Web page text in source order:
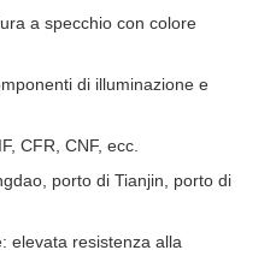
a colori
a specchio con colore
di illuminazione e
CFR, CNF, ecc.
porto di Tianjin, porto di
elevata resistenza alla